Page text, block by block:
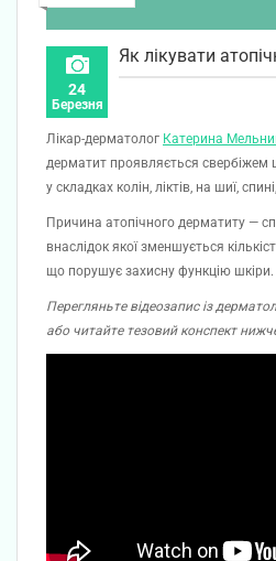
24
Березня
Як лікувати
Лікар-дерматолог Катерина
дерматит проявляється свербіжем
у складках колін, ліктів, на шиї,
Причина атопічного дерматиту —
внаслідок якої зменшується
що порушує захисну функцію шкіри.
Перегляньте відеозапис із
або читайте тезовий конспект